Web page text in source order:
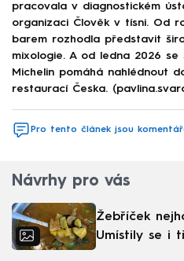
pracovala v diagnostickém
organizaci Člověk v tísni. Od
barem rozhodla představit
mixologie. A od ledna 2026 se
Michelin pomáhá nahlédnout
restaurací Česka.
Pro tento článek jsou
Návrhy pro vás
Žebříček
Umístily se i